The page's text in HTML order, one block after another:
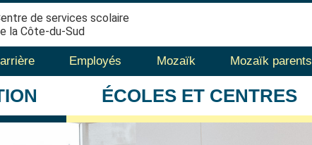
de services scolaire
la Côte-du-Sud
Employés Mozaïk Mozaïk parents
ÉCOLES ET CENTRES